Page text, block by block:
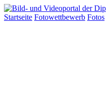
Startseite Fotowettbewerb Fotos